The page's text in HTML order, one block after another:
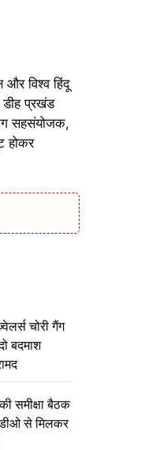
और विश्व हिंदू
डीह प्रखंड
सहसंयोजक,
होकर
चोरी गैंग
बदमाश
समीक्षा बैठक
से मिलकर